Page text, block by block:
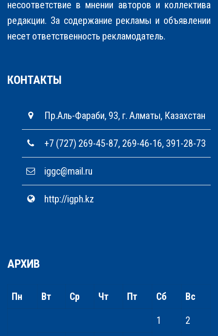
несоответствие в мнении авторов и коллектива
редакции. За содержание рекламы и объявлении
несет ответственность рекламодатель.
КОНТАКТЫ
Пр.Аль-Фараби, 93, г. Алматы, Казахстан
+7 (727) 269-45-87, 269-46-16, 391-28-73
iggc@mail.ru
http://igph.kz
АРХИВ
Пн Вт Ср Чт Пт Сб Вс
1 2